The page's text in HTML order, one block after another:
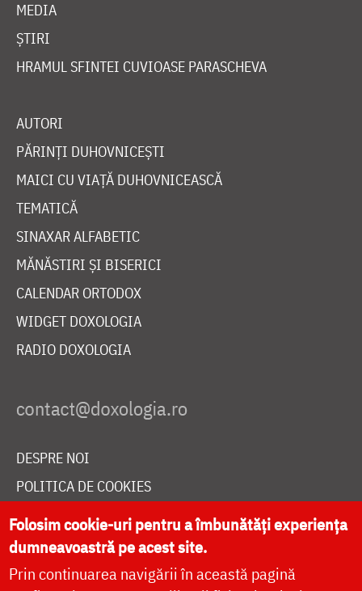
MEDIA
ȘTIRI
HRAMUL SFINTEI CUVIOASE PARASCHEVA
AUTORI
PĂRINȚI DUHOVNICEȘTI
MAICI CU VIAȚĂ DUHOVNICEASCĂ
TEMATICĂ
SINAXAR ALFABETIC
MĂNĂSTIRI ȘI BISERICI
CALENDAR ORTODOX
WIDGET DOXOLOGIA
RADIO DOXOLOGIA
DESPRE NOI
POLITICA DE COOKIES
DONEAZĂ ONLINE PENTRU CATEDRALA NAȚIONALĂ
LIVE
Folosim cookie-uri pentru a îmbunătăți experiența
dumneavoastră pe acest site.
Prin continuarea navigării în această pagină